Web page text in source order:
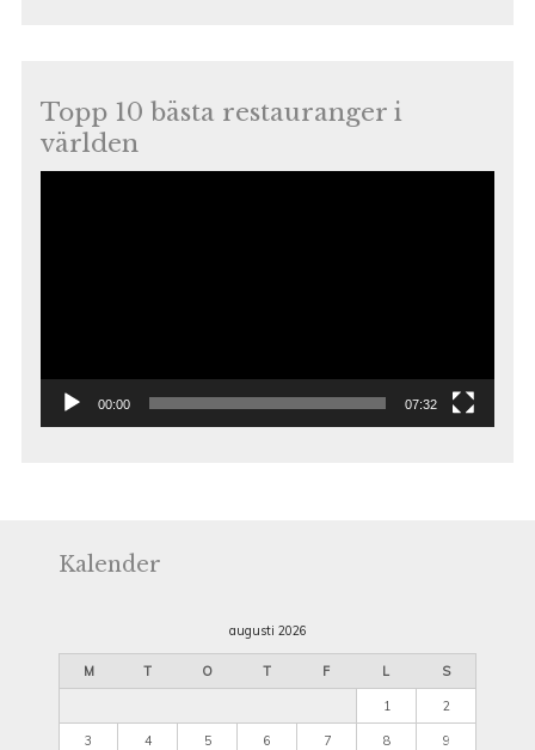
Topp 10 bästa restauranger i
världen
00:00 07:32
Kalender
augusti 2026
M T O T F L S
1 2
3 4 5 6 7 8 9